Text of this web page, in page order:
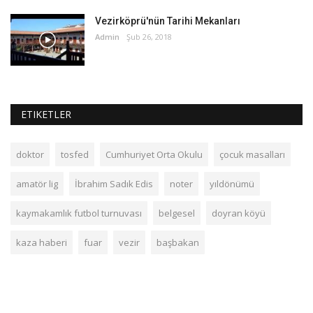
Vezirköprü'nün Tarihi Mekanları
Admin Şub 26, 2018
ETIKETLER
doktor tosfed Cumhuriyet Orta Okulu çocuk masalları
amatör lig İbrahim Sadık Edis noter yıldönümü
kaymakamlık futbol turnuvası belgesel doyran köyü
kaza haberi fuar vezir başbakan